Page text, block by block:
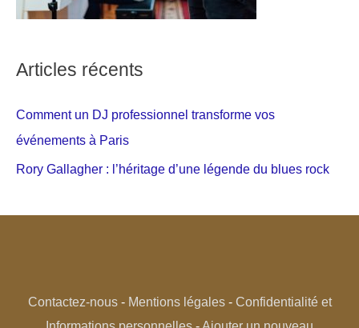
Articles récents
Comment un DJ professionnel transforme vos
événements à Paris
Rory Gallagher : l’héritage d’une légende du blues rock
Contactez-nous- Mentions légales- Confidentialité et